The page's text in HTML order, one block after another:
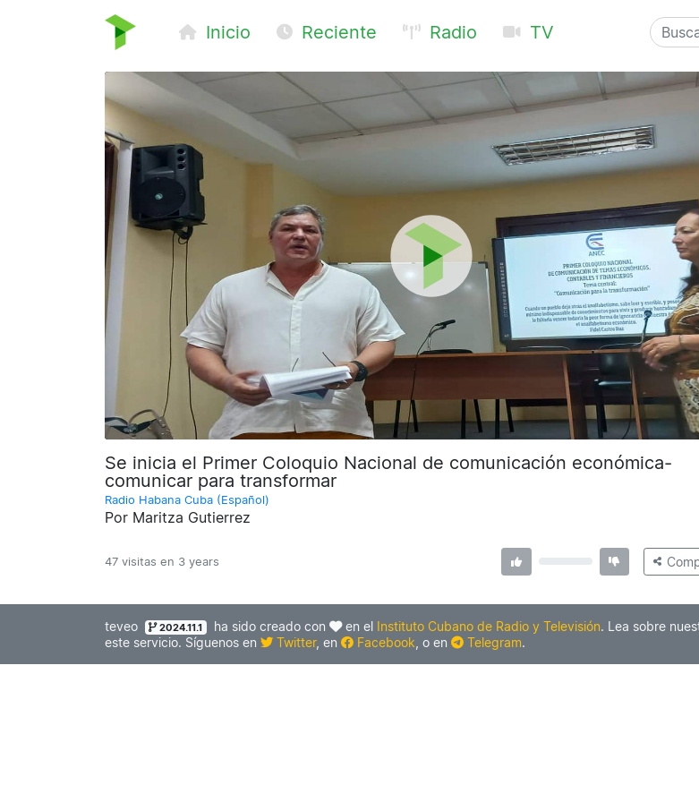
Inicio Reciente Radio TV
Se inicia el Primer Coloquio Nacional de comunicación económica-
comunicar para transformar
Radio Habana Cuba (Español)
Por Maritza Gutierrez
47 visitas en 3 years
teveo 2024.11.1 ha sido creado con en el Instituto Cubano de Radio y Televisión. Lea sobre
este servicio. Síguenos en
Twitter, en Facebook , o en Telegram.